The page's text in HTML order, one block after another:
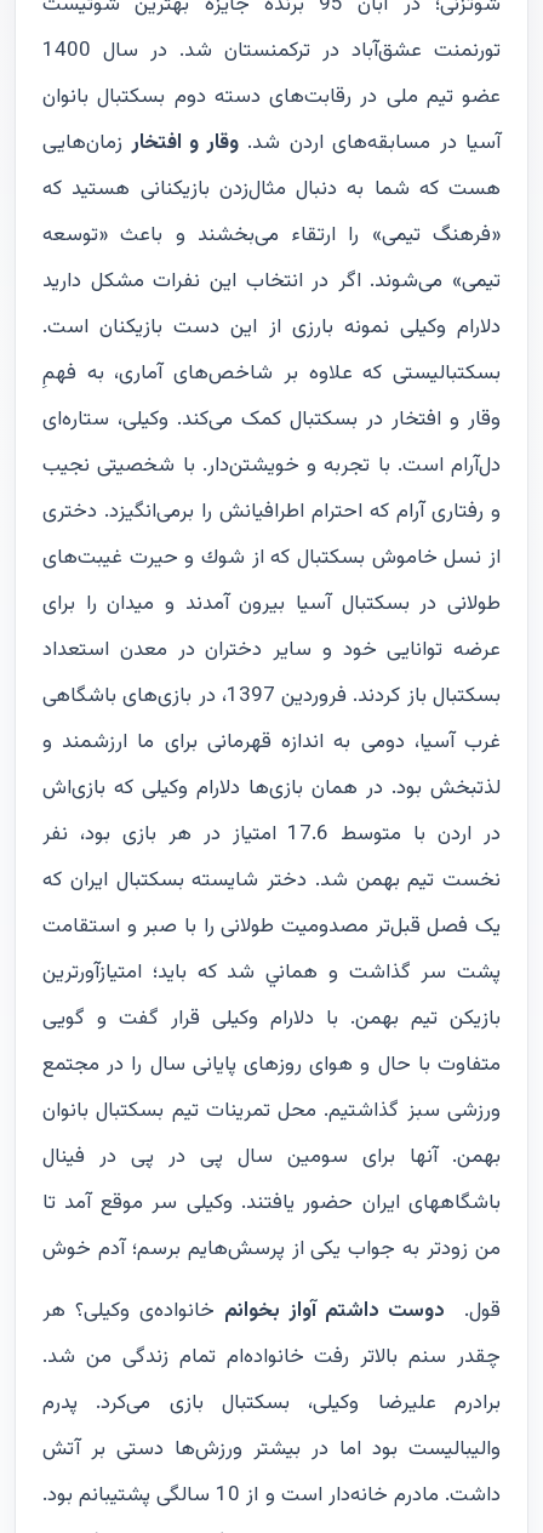
تورنمنت عشق‌آباد در ترکمنستان شد. در سال 1400
عضو تیم ملی در رقابت‌های دسته دوم بسکتبال بانوان
آسیا در مسابقه‌های اردن شد.وقار و افتخارزمان‌هایی
هست که شما به دنبال مثال‌زدن بازیکنانی هستید که
«فرهنگ تیمی» را ارتقاء می‌بخشند و باعث «توسعه
تیمی» می‌شوند. اگر در انتخاب این نفرات مشکل دارید
دلارام وکیلی نمونه بارزی از این دست بازیکنان است.
بسکتبالیستی که علاوه بر شاخص‌های آماری، به فهمِ
وقار و افتخار در بسکتبال کمک می‌کند. وکیلی، ستاره‌ای
دل‌آرام است. با تجربه و خویشتن‌دار. با شخصیتی نجیب
و رفتاری آرام که احترام اطرافیانش را برمی‌ا‌نگیزد. دختری
از نسل خاموش بسكتبال که از شوك و حيرت غيبت‌های
طولانی در بسكتبال آسيا بيرون آمدند و میدان را برای
عرضه توانايی خود و سایر دختران در معدن استعداد
بسکتبال باز کردند. فروردین 1397، در بازی‌های باشگاهی
غرب آسيا، دومی به اندازه قهرمانی برای ما ارزشمند و
لذتبخش بود. در همان بازی‌ها دلارام وکیلی كه بازی‌اش
در اردن با متوسط 17.6 امتیاز در هر بازی بود، نفر
نخست تیم بهمن شد. دختر شايسته بسكتبال ايران كه
یک فصل قبل‌تر مصدوميت طولانی را با صبر و استقامت
پشت سر گذاشت و هماني شد كه بايد؛ امتيازآورترين
بازیکن تیم بهمن. با دلارام وکیلی قرار گفت و گویی
متفاوت با حال و هوای روزهای پایانی سال را در مجتمع
ورزشی سبز گذاشتیم. محل تمرینات تیم بسکتبال بانوان
بهمن. آنها برای سومین سال پی در پی در فینال
باشگاههای ایران حضور یافتند. وکیلی سر موقع آمد تا
من زودتر به جواب یکی از پرسش‌هایم برسم؛ آدم خوش
قول.
دوست داشتم آواز بخوانم خانواده‌ی وکیلی؟ هر
چقدر سنم بالاتر رفت خانواده‌ام تمام زندگی من شد.
برادرم علیرضا وکیلی، بسکتبال بازی می‌کرد. پدرم
والیبالیست بود اما در بیشتر ورزش‌ها دستی بر آتش
داشت. مادرم خانه‌دار است و از 10 سالگی پشتیبانم بود.